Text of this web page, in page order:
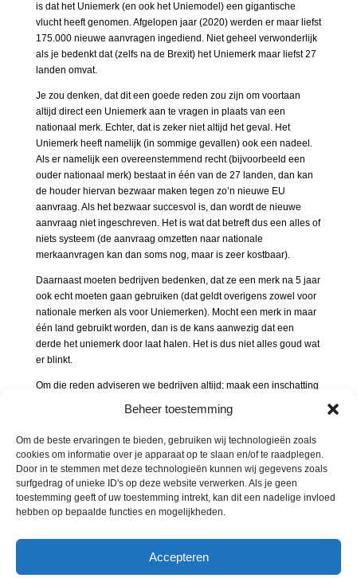
Beheer toestemming
Om de beste ervaringen te bieden, gebruiken wij technologieën zoals
cookies om informatie over je apparaat op te slaan en/of te raadplegen.
Door in te stemmen met deze technologieën kunnen wij gegevens zoals
surfgedrag of unieke ID's op deze website verwerken. Als je geen
toestemming geeft of uw toestemming intrekt, kan dit een nadelige invloed
hebben op bepaalde functies en mogelijkheden.
Accepteren
is dat het Uniemerk (en ook het Uniemodel) een gigantische
vlucht heeft genomen. Afgelopen jaar (2020) werden er maar liefst
175.000 nieuwe aanvragen ingediend. Niet geheel verwonderlijk
als je bedenkt dat (zelfs na de Brexit) het Uniemerk maar liefst 27
landen omvat.
Je zou denken, dat dit een goede reden zou zijn om voortaan
altijd direct een Uniemerk aan te vragen in plaats van een
nationaal merk. Echter, dat is zeker niet altijd het geval. Het
Uniemerk heeft namelijk (in sommige gevallen) ook een nadeel.
Als er namelijk een overeenstemmend recht (bijvoorbeeld een
ouder nationaal merk) bestaat in één van de 27 landen, dan kan
de houder hiervan bezwaar maken tegen zo’n nieuwe EU
aanvraag. Als het bezwaar succesvol is, dan wordt de nieuwe
aanvraag niet ingeschreven. Het is wat dat betreft dus een alles of
niets systeem (de aanvraag omzetten naar nationale
merkaanvragen kan dan soms nog, maar is zeer kostbaar).
Daarnaast moeten bedrijven bedenken, dat ze een merk na 5 jaar
ook echt moeten gaan gebruiken (dat geldt overigens zowel voor
nationale merken als voor Uniemerken). Mocht een merk in maar
één land gebruikt worden, dan is de kans aanwezig dat een
derde het uniemerk door laat halen. Het is dus niet alles goud wat
er blinkt.
Om die reden adviseren we bedrijven altijd; maak een inschatting
binnen 5 jaar actief te zijn (verkoop, productie etc). Wanneer dat
een zeer aantrekkelijke optie. Is dat als MKB-er bijvoorbeeld
alleen de Benelux (of een ander land in de Europese Unie), laat
dan het merk als nationaal merk vastleggen.
Kortom, laat je altijd adviseren wat de beste route is, voor jouw
zullen op 1 april de champagnekurken vast hebben geknald op
het Europese merkenbureau (nu EUIPO).